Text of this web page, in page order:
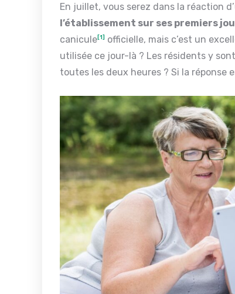
En juillet, vous serez dans la réaction
l’établissement sur ses premiers
canicule[1] officielle, mais c’est un
utilisée ce jour-là ? Les résidents y
toutes les deux heures ? Si la réponse